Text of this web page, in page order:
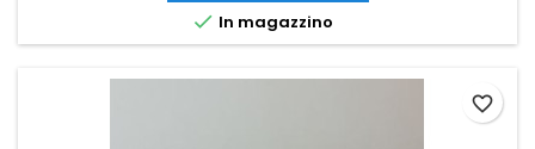
 In magazzino
favorite_border